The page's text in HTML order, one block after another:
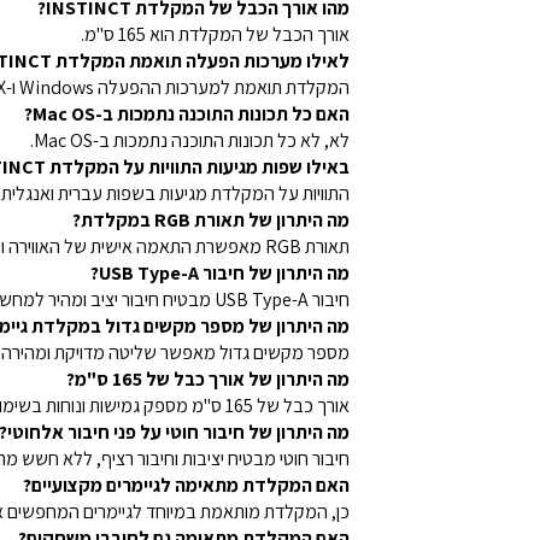
מהו אורך הכבל של המקלדת INSTINCT?
אורך הכבל של המקלדת הוא 165 ס"מ.
לאילו מערכות הפעלה תואמת המקלדת INSTINCT?
המקלדת תואמת למערכות ההפעלה Windows ו-Mac OS X.
האם כל תכונות התוכנה נתמכות ב-Mac OS?
לא, לא כל תכונות התוכנה נתמכות ב-Mac OS.
באילו שפות מגיעות התוויות על המקלדת INSTINCT?
התוויות על המקלדת מגיעות בשפות עברית
מה היתרון של תאורת RGB במקלדת?
תאורת RGB מאפשרת התאמה אישית של האווירה ומספקת חוויית משחק מרתקת ומלאת חיים.
מה היתרון של חיבור USB Type-A?
חיבור USB Type-A מבטיח חיבור יציב ומהיר למחשב.
מה היתרון של מספר מקשים גדול במקלדת
מספר מקשים גדול מאפשר שליטה מדויקת
מה היתרון של אורך כבל של 165 ס"מ?
אורך כבל של 165 ס"מ מספק גמישות ונוחות בשימוש, כך שניתן למקם את המקלדת במיקום האידיאלי.
מה היתרון של חיבור חוטי על פני חיבור
חיבור חוטי מבטיח יציבות וחיבור רציף, ללא
האם המקלדת מתאימה לגיימרים מקצועיים?
כן, המקלדת מותאמת במיוחד לגיימרים